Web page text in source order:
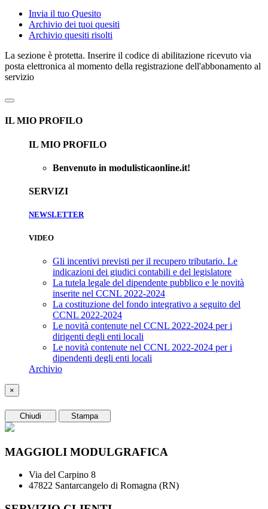
Invia il tuo Quesito
Archivio dei tuoi quesiti
Archivio quesiti risolti
La sezione è protetta. Inserire il codice di abilitazione ricevuto via
posta elettronica al momento della registrazione dell'abbonamento al
servizio
IL MIO PROFILO
IL MIO PROFILO
Benvenuto in modulisticaonline.it!
SERVIZI
NEWSLETTER
VIDEO
Gli incentivi previsti per il recupero tributario. Le
indicazioni dei giudici contabili e del legislatore
La tutela legale del dipendente pubblico e le novità
inserite nel CCNL 2022-2024
La costituzione del fondo integrativo a seguito del
CCNL 2022-2024
Le novità contenute nel CCNL 2022-2024 per i
dirigenti degli enti locali
Le novità contenute nel CCNL 2022-2024 per i
dipendenti degli enti locali
Archivio
×
Chiudi Stampa
MAGGIOLI MODULGRAFICA
Via del Carpino 8
47822 Santarcangelo di Romagna (RN)